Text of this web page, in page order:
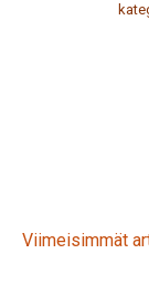
Viimeisimmät